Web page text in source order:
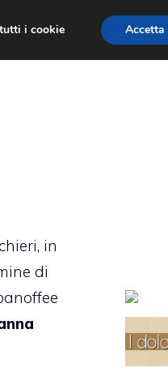
TORTE PER BAMBINI
in
di
i cookie
Accetta